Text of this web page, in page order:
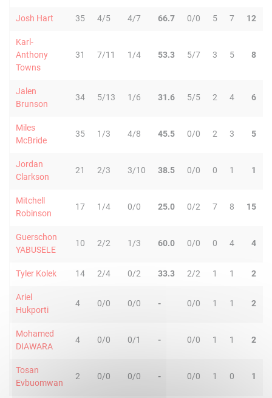
Josh Hart 35 4/5 4/7 66.7 0/0 5 7 12
Karl-
Anthony
Towns
31 7/11 1/4 53.3 5/7 3 5 8
Jalen
Brunson
34 5/13 1/6 31.6 5/5 2 4 6
Miles
McBride
35 1/3 4/8 45.5 0/0 2 3 5
Jordan
Clarkson
21 2/3 3/10 38.5 0/0 0 1 1
Mitchell
Robinson
17 1/4 0/0 25.0 0/2 7 8 15
Guerschon
YABUSELE
10 2/2 1/3 60.0 0/0 0 4 4
Tyler Kolek 14 2/4 0/2 33.3 2/2 1 1 2
Ariel
Hukporti
4 0/0 0/0 - 0/0 1 1 2
Mohamed
DIAWARA
4 0/0 0/1 - 0/0 1 1 2
Tosan
Evbuomwan
2 0/0 0/0 - 0/0 1 0 1